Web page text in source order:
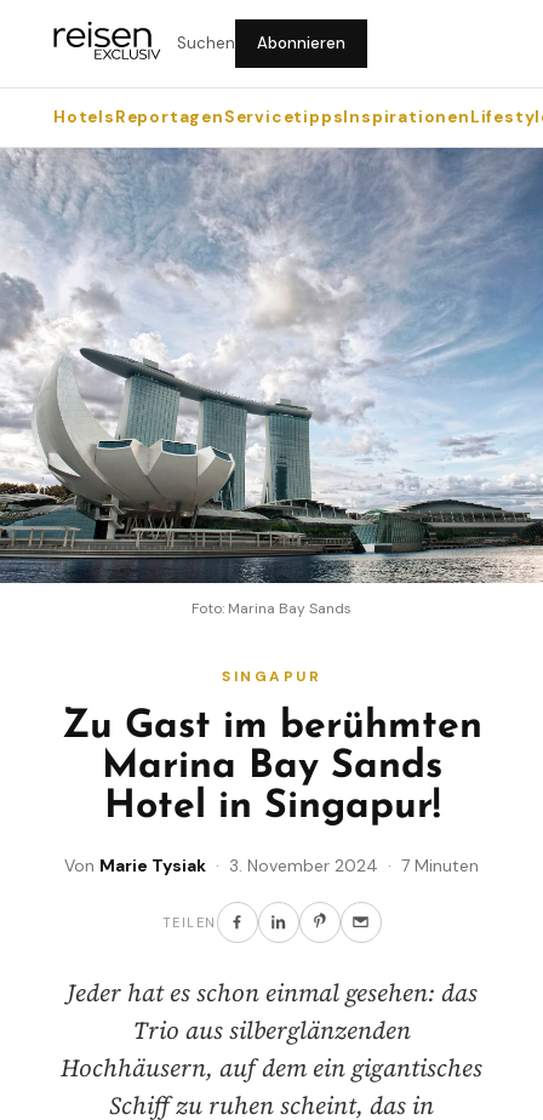
Suchen Abonnieren
HotelsReportagenServicetippsInspirationen
Foto: Marina Bay Sands
SINGAPUR
Zu Gast im berühmten
Marina Bay Sands
Hotel in Singapur!
Von Marie Tysiak · 3. November 2024 · 7 Minuten
TEILEN
Jeder hat es schon einmal gesehen: das
Trio aus silberglänzenden
Hochhäusern, auf dem ein gigantisches
Schiff zu ruhen scheint, das in